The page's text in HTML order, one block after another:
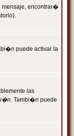
mensaje, encontrar�
puede activar la
las
. Tambi�n puede